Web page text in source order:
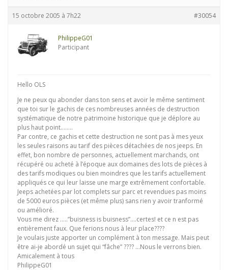
15 octobre 2005 à 7h22 #30054
PhilippeG01
Participant
Hello OLS
Je ne peux qu abonder dans ton sens et avoir le même sentiment
que toi sur le gachis de ces nombreuses années de destruction
systématique de notre patrimoine historique que je déplore au
plus haut point……..
Par contre, ce gachis et cette destruction ne sont pas à mes yeux
les seules raisons au tarif des pièces détachées de nos jeeps. En
effet, bon nombre de personnes, actuellement marchands, ont
récupéré ou acheté à l’époque aux domaines des lots de pièces à
des tarifs modiques ou bien moindres que les tarifs actuellement
appliqués ce qui leur laisse une marge extrêmement confortable.
Jeeps achetées par lot complets sur parc et revendues pas moins
de 5000 euros pièces (et même plus) sans rien y avoir tranformé
ou amélioré.
Vous me direz …..”buisness is buisness”….certes! et ce n est pas
entièrement faux. Que ferions nous à leur place????
Je voulais juste apporter un complément à ton message. Mais peut
être ai-je abordé un sujet qui “fâche” ???? …Nous le verrons bien.
Amicalement à tous
PhilippeG01